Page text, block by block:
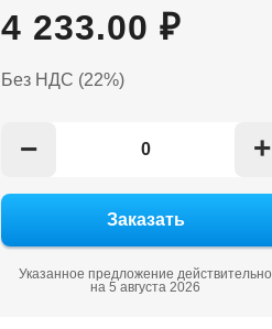
4 233.00 ₽
Без НДС (22%)
− +
Указанное предложение действительно
на 5 августа 2026